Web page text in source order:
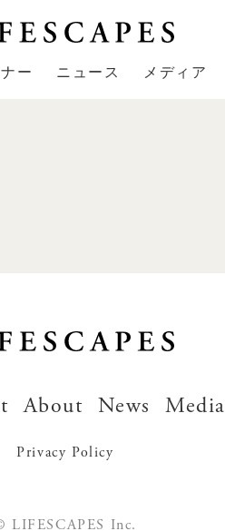
ー ニュース メディア
About News Media
Privacy Policy
LIFESCAPES Inc.